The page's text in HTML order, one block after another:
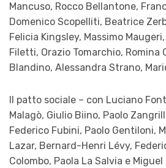
Mancuso, Rocco Bellantone,
Domenico Scopelliti, Beatrice
Felicia Kingsley, Massimo
Filetti, Orazio Tomarchio, Romina
Blandino, Alessandra Strano,
Il patto sociale – con Luciano
Malagò, Giulio Biino, Paolo
Federico Fubini, Paolo Gentiloni,
Lazar, Bernard-Henri Lévy,
Colombo, Paola La Salvia e